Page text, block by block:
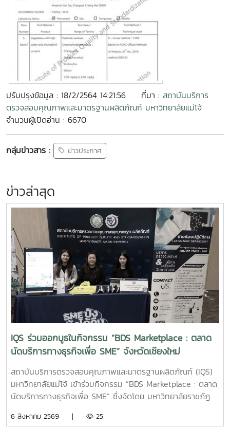
ปรับปรุงข้อมูล : 18/2/2564 14:21:56 ที่มา : สถาบันบริการ
ตรวจสอบคุณภาพและมาตรฐานผลิตภัณฑ์ มหาวิทยาลัยแม่โจ้
จำนวนผู้เปิดอ่าน : 6670
กลุ่มข่าวสาร : ข่าวประกาศ
ข่าวล่าสุด
IQS ร่วมออกบูธในกิจกรรม “BDS Marketplace : ตลาด
นัดบริการทางธุรกิจเพื่อ SME” จังหวัดเชียงใหม่
สถาบันบริการตรวจสอบคุณภาพและมาตรฐานผลิตภัณฑ์ (IQS)
มหาวิทยาลัยแม่โจ้ เข้าร่วมกิจกรรม “BDS Marketplace : ตลาด
นัดบริการทางธุรกิจเพื่อ SME” ซึ่งจัดโดย มหาวิทยาลัยราชภัฏ
ข่ายผู้ให้บริการโครงการส่งเสริมผู้ประกอบการผ่านระบบ BDS
6 สิงหาคม 2569 | 25